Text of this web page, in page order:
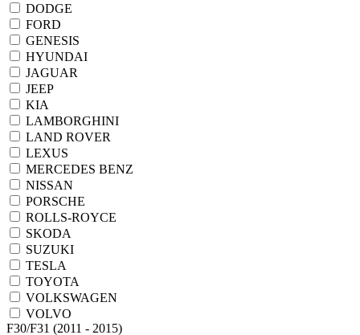
DODGE
FORD
GENESIS
HYUNDAI
JAGUAR
JEEP
KIA
LAMBORGHINI
LAND ROVER
LEXUS
MERCEDES BENZ
NISSAN
PORSCHE
ROLLS-ROYCE
SKODA
SUZUKI
TESLA
TOYOTA
VOLKSWAGEN
VOLVO